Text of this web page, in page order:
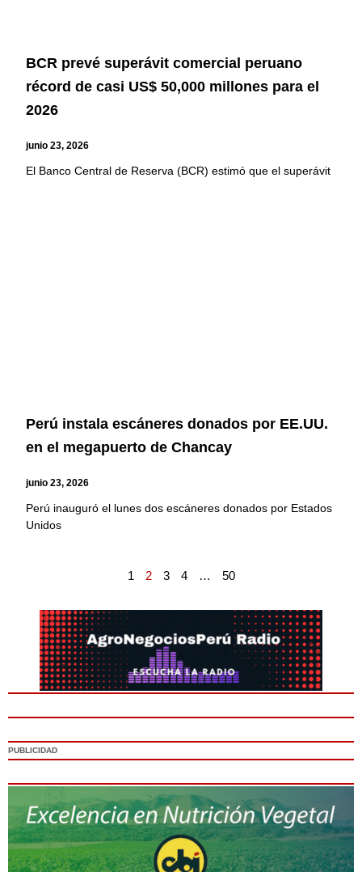
BCR prevé superávit comercial peruano
récord de casi US$ 50,000 millones para el
2026
junio 23, 2026
El Banco Central de Reserva (BCR) estimó que el superávit
Perú instala escáneres donados por EE.UU.
en el megapuerto de Chancay
junio 23, 2026
Perú inauguró el lunes dos escáneres donados por Estados
Unidos
1 2 3 4 … 50
PUBLICIDAD